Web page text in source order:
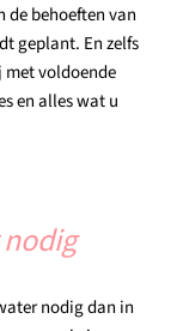
de behoeften van
geplant. En zelfs
voldoende
en alles wat u
nodig dan in